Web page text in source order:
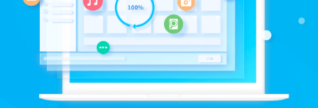
加入我们
帮助中心
破损文件修复
电脑数据恢复
破损文件修复
服务与支持
常见问题
登录 立即购买